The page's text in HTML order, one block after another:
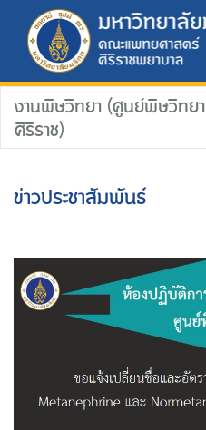
งานพิษวิทยา (ศูนย์พิษวิทยา
ศิริราช)
ข่าวประชาสัมพันธ์